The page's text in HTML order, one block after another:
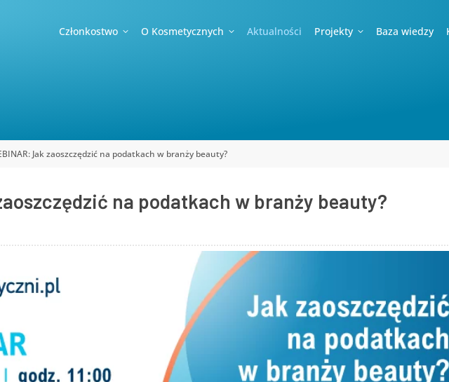
Członkostwo O Kosmetycznych Aktualności Projekty Baza wiedzy
Jak zaoszczędzić na podatkach w branży beauty?
na podatkach w branży beauty?